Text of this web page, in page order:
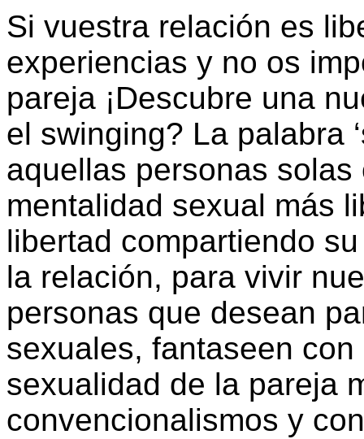
Si vuestra relación es
experiencias y no os
pareja ¡Descubre una
el swinging? La palabra
aquellas personas
mentalidad sexual más
libertad compartiendo
la relación, para vivir
personas que desean
sexuales, fantaseen
sexualidad de la pareja
convencionalismos y